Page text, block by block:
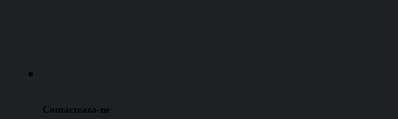
Contacteaza-ne